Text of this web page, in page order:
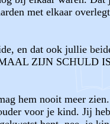
met elkaar
en dat ook jullie
ZIJN SCHULD
hem nooit meer
voor je kind. Jij